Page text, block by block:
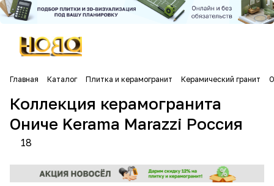
Главная Каталог Плитка и керамогранит Керамический гранит
Коллекция керамогранита
Ониче Kerama Marazzi Россия
18